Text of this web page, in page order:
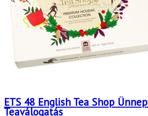
ETS 48 English Tea Shop
Teaválogatás